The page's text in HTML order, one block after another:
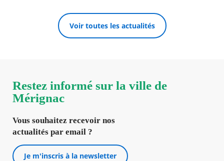
Voir toutes les actualités
Restez informé sur la ville de
Mérignac
Vous souhaitez recevoir nos
actualités par email ?
Je m'inscris à la newsletter